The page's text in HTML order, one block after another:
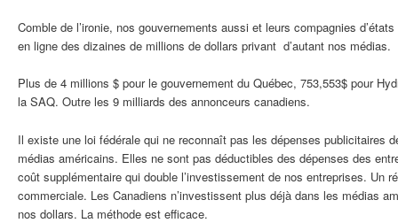
Comble de l’ironie, nos gouvernements aussi et leurs compagnies
en ligne des dizaines de millions de dollars privant d’autant nos médias.
Plus de 4 millions $ pour le gouvernement du Québec, 753,553$ pour
la SAQ. Outre les 9 milliards des annonceurs canadiens.
Il existe une loi fédérale qui ne reconnaît pas les dépenses publicitaires
médias américains. Elles ne sont pas déductibles des dépenses des
coût supplémentaire qui double l’investissement de nos entreprises. Un
commerciale. Les Canadiens n’investissent plus déjà dans les médias
nos dollars. La méthode est efficace.